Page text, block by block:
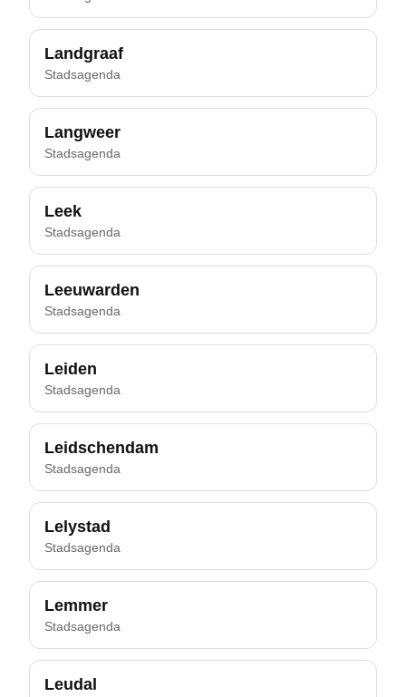
Landgraaf
Stadsagenda
Langweer
Stadsagenda
Leek
Stadsagenda
Leeuwarden
Stadsagenda
Leiden
Stadsagenda
Leidschendam
Stadsagenda
Lelystad
Stadsagenda
Lemmer
Stadsagenda
Leudal